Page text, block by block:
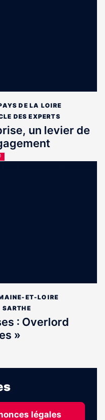
DE LA LOIRE
DES EXPERTS
un levier de
ET-LOIRE
SARTHE
: Overlord
»
légales